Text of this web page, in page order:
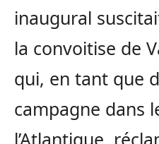
inaugural
la convoitise de
qui, en tant que
campagne dans
l’Atlantique,